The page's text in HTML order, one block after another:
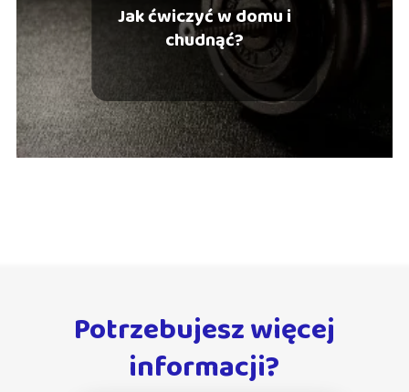
Jak ćwiczyć w domu i
chudnąć?
Potrzebujesz więcej
informacji?